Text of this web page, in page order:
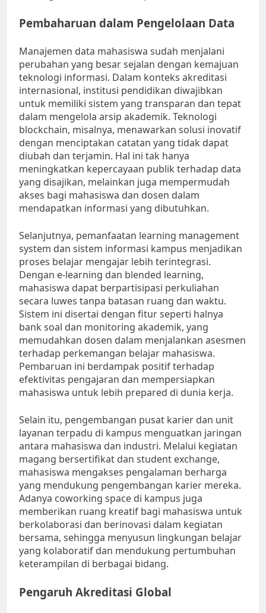
Pembaharuan dalam Pengelolaan Data
Manajemen data mahasiswa sudah menjalani
perubahan yang besar sejalan dengan kemajuan
teknologi informasi. Dalam konteks akreditasi
internasional, institusi pendidikan diwajibkan
untuk memiliki sistem yang transparan dan tepat
dalam mengelola arsip akademik. Teknologi
blockchain, misalnya, menawarkan solusi inovatif
dengan menciptakan catatan yang tidak dapat
diubah dan terjamin. Hal ini tak hanya
meningkatkan kepercayaan publik terhadap data
yang disajikan, melainkan juga mempermudah
akses bagi mahasiswa dan dosen dalam
mendapatkan informasi yang dibutuhkan.
Selanjutnya, pemanfaatan learning management
system dan sistem informasi kampus menjadikan
proses belajar mengajar lebih terintegrasi.
Dengan e-learning dan blended learning,
mahasiswa dapat berpartisipasi perkuliahan
secara luwes tanpa batasan ruang dan waktu.
Sistem ini disertai dengan fitur seperti halnya
bank soal dan monitoring akademik, yang
memudahkan dosen dalam menjalankan asesmen
terhadap perkemangan belajar mahasiswa.
Pembaruan ini berdampak positif terhadap
efektivitas pengajaran dan mempersiapkan
mahasiswa untuk lebih prepared di dunia kerja.
Selain itu, pengembangan pusat karier dan unit
layanan terpadu di kampus menguatkan jaringan
antara mahasiswa dan industri. Melalui kegiatan
magang bersertifikat dan student exchange,
mahasiswa mengakses pengalaman berharga
yang mendukung pengembangan karier mereka.
Adanya coworking space di kampus juga
memberikan ruang kreatif bagi mahasiswa untuk
berkolaborasi dan berinovasi dalam kegiatan
bersama, sehingga menyusun lingkungan belajar
yang kolaboratif dan mendukung pertumbuhan
keterampilan di berbagai bidang.
Pengaruh Akreditasi Global